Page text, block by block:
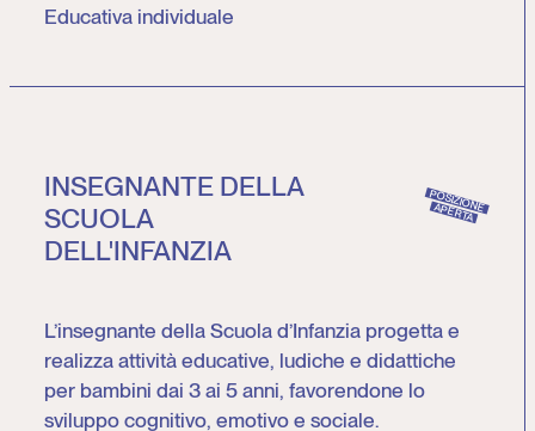
Educativa individuale
INSEGNANTE DELLA
SCUOLA
DELL'INFANZIA
POSIZIONE
APERTA
L’insegnante della Scuola d’Infanzia progetta e
realizza attività educative, ludiche e didattiche
per bambini dai 3 ai 5 anni, favorendone lo
sviluppo cognitivo, emotivo e sociale.